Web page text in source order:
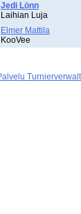
Jedi Lönn
Laihian Luja
Elmer Mattila
KooVee